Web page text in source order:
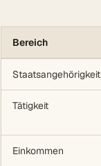
Bereich
Staatsangehörigkeit
Tätigkeit
Einkommen